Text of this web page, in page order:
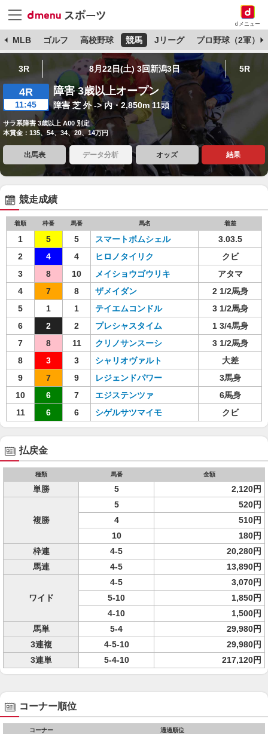
dメニュー
MLB ゴルフ 高校野球 競馬 Jリーグ プロ野球（2軍）
3R 8月22日(土) 3回新潟3日 5R
4R
11:45
障害 3歳以上オープン
障害 芝 外 -> 内・2,850m 11頭
サラ系障害 3歳以上 A00 別定
本賞金：135、54、34、20、14万円
出馬表 データ分析 オッズ 結果
競走成績
着順 枠番 馬番 馬名 着差
1 5 5 スマートボムシェル
3.03.5
2
4 4 ヒロノタイリク
クビ
3
8 10 メイショウゴウリキ
アタマ
4
7 8 ザメイダン
2 1/2馬身
5
1 1 テイエムコンドル
3 1/2馬身
6
2 2 プレシャスタイム
1 3/4馬身
7
8 11 クリノサンスーシ
3 1/2馬身
8
3 3 シャリオヴァルト
大差
9
7 9 レジェンドパワー
3馬身
10
6 7 エジステンツァ
6馬身
11
6 6 シゲルサツマイモ クビ
払戻金
種類 馬番 金額
単勝 5 2,120円
複勝
5
520円
4
510円
10
180円
枠連
4-5
20,280円
馬連
4-5 13,890円
ワイド
4-5
3,070円
5-10
1,850円
4-10
1,500円
馬単
5-4
29,980円
3連複
4-5-10
29,980円
3連単
5-4-10 217,120円
コーナー順位
コーナー 通過順位